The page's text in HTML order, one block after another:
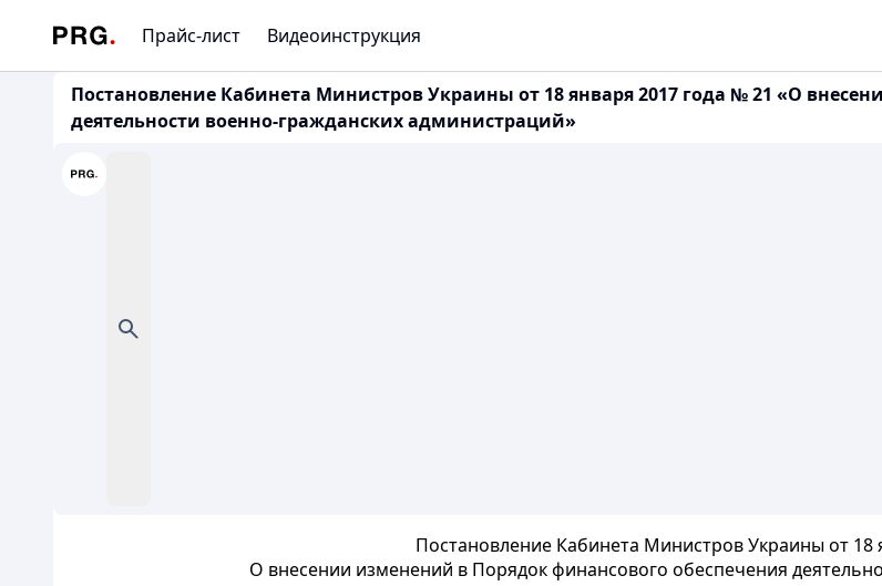
Прайс-лист Видеоинструкция
Постановление Кабинета Министров Украины от 18 января 2017 года № 21 «О
деятельности военно-гражданских администраций»
Постановление Кабинета Министров Украины от 18
О внесении изменений в Порядок финансового обеспечения